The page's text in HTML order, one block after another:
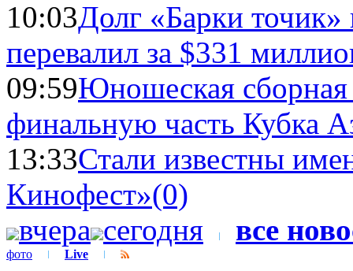
10:03Долг «Барки
перевалил за $331
09:59Юношеская
финальную часть Кубка
13:33Стали известны
Кинофест»(0)
вчера сегодня все
фото Live